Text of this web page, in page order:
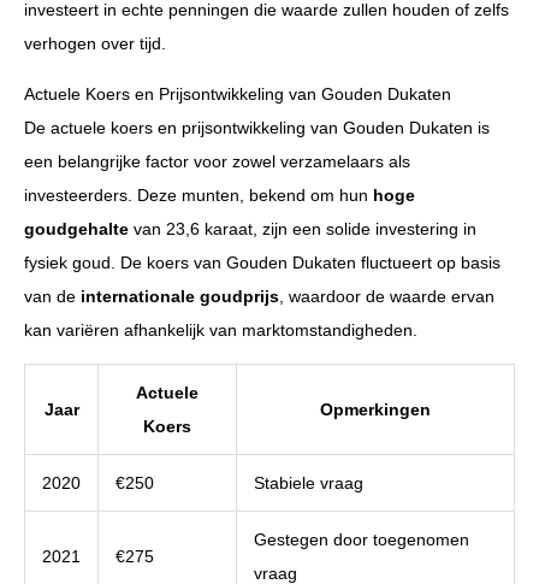
investeert in echte penningen die waarde zullen houden of zelfs
verhogen over tijd.
Actuele Koers en Prijsontwikkeling van Gouden Dukaten
De actuele koers en prijsontwikkeling van Gouden Dukaten is
een belangrijke factor voor zowel verzamelaars als
investeerders. Deze munten, bekend om hun hoge
goudgehalte van 23,6 karaat, zijn een solide investering in
fysiek goud. De koers van Gouden Dukaten fluctueert op basis
van de internationale goudprijs , waardoor de waarde ervan
kan variëren afhankelijk van marktomstandigheden.
Jaar
Actuele
Koers
Opmerkingen
2020 €250 Stabiele vraag
2021 €275
Gestegen door toegenomen
vraag